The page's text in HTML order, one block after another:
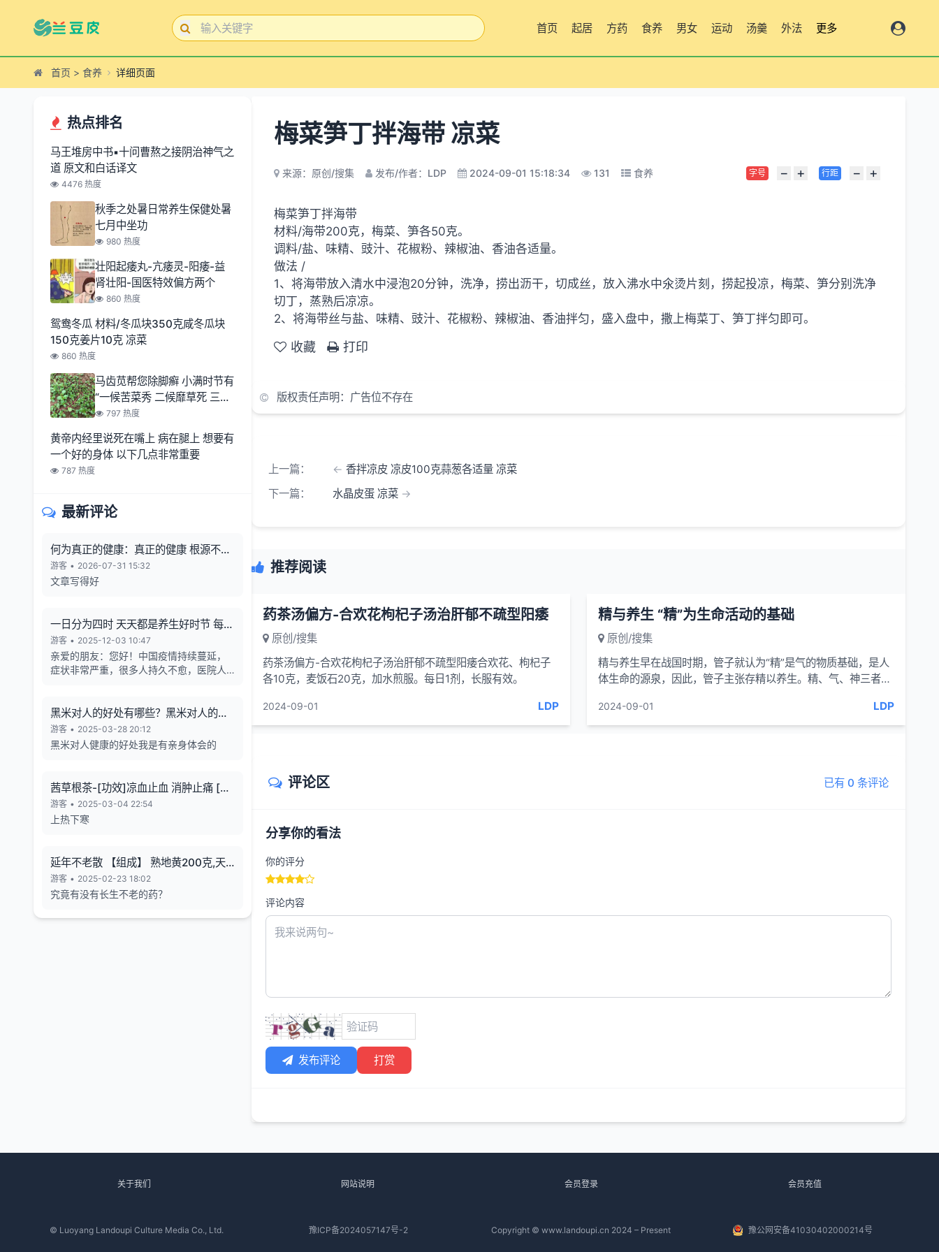
首页 起居 方药 食养 男女 运动 汤羹 外法 更多
首页 > 食养 详细页面
热点排名
马王堆房中书▪十问曹熬之接阴治神气之
道 原文和白话译文
4476 热度
秋季之处暑日常养生保健处暑
七月中坐功
980 热度
壮阳起痿丸-亢痿灵-阳痿-益
肾壮阳-国医特效偏方两个
860 热度
鸳鸯冬瓜 材料/冬瓜块350克咸冬瓜块
150克姜片10克 凉菜
860 热度
马齿苋帮您除脚癣 小满时节有
“一候苦菜秀 二候靡草死 三候
麦秋至
797 热度
黄帝内经里说死在嘴上 病在腿上 想要有
一个好的身体 以下几点非常重要
787 热度
最新评论
何为真正的健康：真正的健康 根源不在
向外寻觅
游客 • 2026-07-31 15:32
文章写得好
一日分为四时 天天都是养生好时节 每一
天的养生也有4个最关键的时段
游客 • 2025-12-03 10:47
亲爱的朋友：您好！中国疫情持续蔓延，
症状非常严重，很多人持久不愈，医院人
气异象频发。古今中外的预言也说了这几
年人类有大灾难，如刘伯温在预言中说 "贫
者一万留一千，富者一万留二三”,“贫富若
不回心转，看看死期到眼前”, 预言中也告诉
躲过末劫中的劫难，有个美好的未来，请
您务必打开下方网址认真了解，内有躲避
瘟疫保平安的方法。网址1：
bitly.net/55dd55 网址2：
黑米对人的好处有哪些？黑米对人的长
寿有帮助
游客 • 2025-03-28 20:12
黑米对人健康的好处我是有亲身体会的
茜草根茶-[功效]凉血止血 消肿止痛 [治
疗] 小儿流行性腮腺炎-一味妙方
游客 • 2025-03-04 22:54
上热下寒
延年不老散 【组成】 熟地黄200克,天
冬180克 五味子60 克
游客 • 2025-02-23 18:02
究竟有没有长生不老的药？
梅菜笋丁拌海带 凉菜
来源：原创/搜集 发布/作者：LDP 2024-09-01 15:18:34 131 食养 字号 − + 行距 − +
梅菜笋丁拌海带
材料/海带200克，梅菜、笋各50克。
调料/盐、味精、豉汁、花椒粉、辣椒油、香油各适量。
做法 /
1、将海带放入清水中浸泡20分钟，洗净，捞出沥干，切成丝，放入沸水中氽烫片刻，捞起投凉，梅菜、笋分别洗净
切丁，蒸熟后凉凉。
2、将海带丝与盐、味精、豉汁、花椒粉、辣椒油、香油拌匀，盛入盘中，撒上梅菜丁、笋丁拌匀即可。
收藏 打印
版权责任声明：广告位不存在
上一篇：
香拌凉皮 凉皮100克蒜葱各适量 凉菜
下一篇：
水晶皮蛋 凉菜
推荐阅读
药茶汤偏方-合欢花枸杞子汤治肝郁不疏型阳痿
原创/搜集
药茶汤偏方-合欢花枸杞子汤治肝郁不疏型阳痿合欢花、枸杞子
各10克，麦饭石20克，加水煎服。每日1剂，长服有效。
2024-09-01 LDP
精与养生 “精”为生命活动的基础
原创/搜集
精与养生早在战国时期，管子就认为“精”是气的物质基础，是人
体生命的源泉，因此，管子主张存精以养生。精、气、神三者，
2024-09-01 LDP
评论区 已有 0 条评论
分享你的看法
你的评分
评论内容
发布评论 打赏
关于我们 网站说明 会员登录 会员充值
© Luoyang Landoupi Culture Media Co., Ltd. 豫ICP备2024057147号-2 Copyright © www.landoupi.cn 2024 – Present 豫公网安备41030402000214号